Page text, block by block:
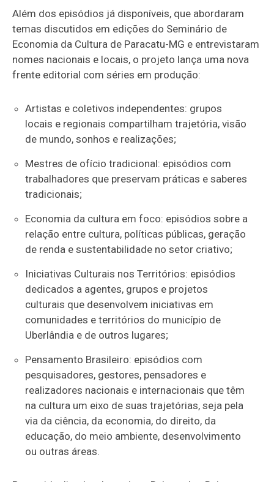
Além dos episódios já disponíveis, que abordaram
temas discutidos em edições do Seminário de
Economia da Cultura de Paracatu-MG e entrevistaram
nomes nacionais e locais, o projeto lança uma nova
frente editorial com séries em produção:
Artistas e coletivos independentes: grupos
locais e regionais compartilham trajetória, visão
de mundo, sonhos e realizações;
Mestres de ofício tradicional: episódios com
trabalhadores que preservam práticas e saberes
tradicionais;
Economia da cultura em foco: episódios sobre a
relação entre cultura, políticas públicas, geração
de renda e sustentabilidade no setor criativo;
Iniciativas Culturais nos Territórios: episódios
dedicados a agentes, grupos e projetos
culturais que desenvolvem iniciativas em
comunidades e territórios do município de
Uberlândia e de outros lugares;
Pensamento Brasileiro: episódios com
pesquisadores, gestores, pensadores e
realizadores nacionais e internacionais que têm
na cultura um eixo de suas trajetórias, seja pela
via da ciência, da economia, do direito, da
educação, do meio ambiente, desenvolvimento
ou outras áreas.